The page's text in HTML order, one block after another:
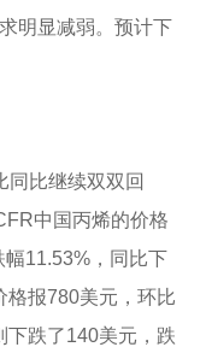
明显减弱。预计下
比继续双双回
中国丙烯的价格
11.53%，同比下
格报780美元，环比
下跌了140美元，跌